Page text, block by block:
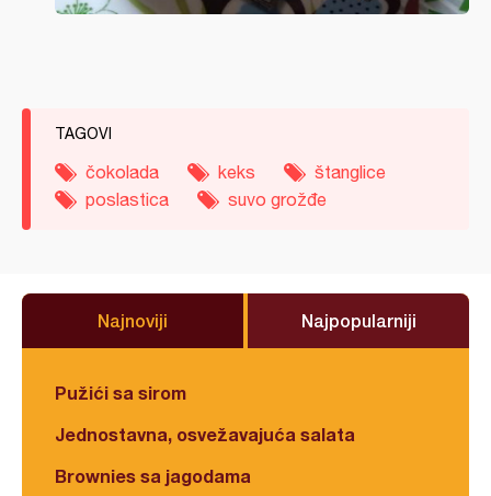
TAGOVI
čokolada keks
štanglice
poslastica
suvo grožđe
Najnoviji Najpopularniji
Pužići sa sirom
Jednostavna, osvežavajuća salata
Brownies sa jagodama